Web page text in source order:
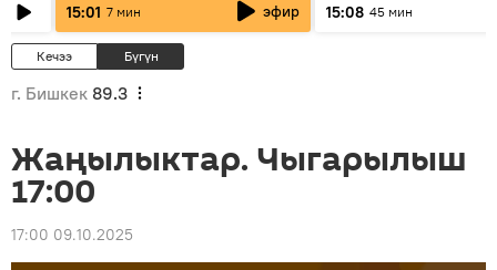
15:01 7 мин эфир
кантип өркүндөтүлүүдө
15:08 45 мин
Кечээ Бүгүн
г. Бишкек 89.3
Жаңылыктар. Чыгарылыш
17:00
17:00 09.10.2025